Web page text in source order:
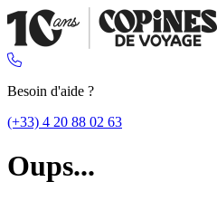
Besoin d'aide ?
(+33) 4 20 88 02 63
Oups...